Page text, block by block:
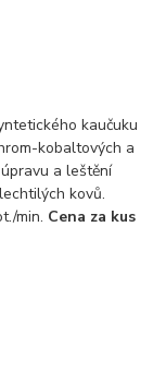
kaučuku
kobaltových a
a leštění
kovů.
min. Cena za kus